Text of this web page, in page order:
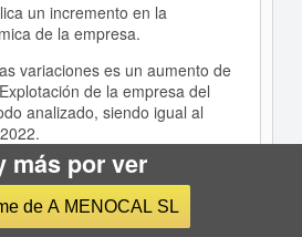
un incremento en la
de la empresa.
variaciones es un aumento de
de la empresa del
analizado, siendo igual al
la empresa creció un 797,97 %
actividades de explotación a la
más por ver
de A MENOCAL SL